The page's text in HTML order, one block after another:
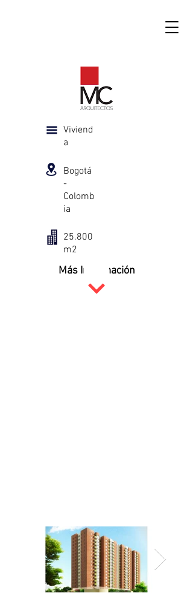
Viviend
a
Bogotá
-
Colomb
ia
25.800
m2
Más Información